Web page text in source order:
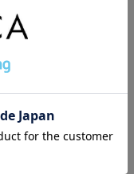
使用できま
。使用環境や
す。
るので、突然の